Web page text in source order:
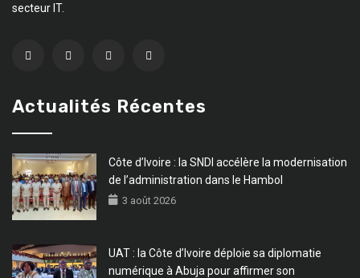
secteur IT.
Actualités Récentes
Côte d’Ivoire : la SNDI accélère la modernisation
de l’administration dans le Hambol
3 août 2026
UAT : la Côte d’Ivoire déploie sa diplomatie
numérique à Abuja pour affirmer son